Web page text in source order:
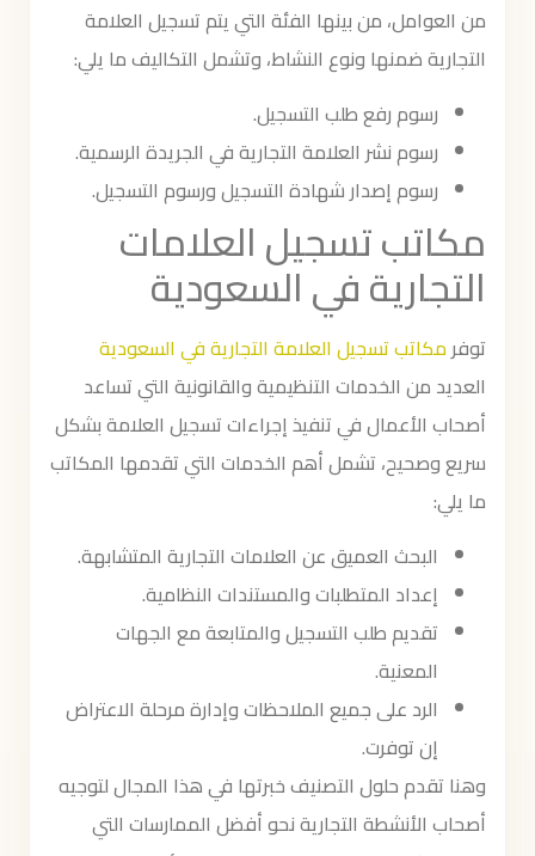
من العوامل، من بينها الفئة التي يتم تسجيل العلامة
التجارية ضمنها ونوع النشاط، وتشمل التكاليف ما يلي:
رسوم رفع طلب التسجيل.
رسوم نشر العلامة التجارية في الجريدة الرسمية.
رسوم إصدار شهادة التسجيل ورسوم التسجيل.
مكاتب تسجيل العلامات
التجارية في السعودية
توفر مكاتب تسجيل العلامة التجارية في السعودية
العديد من الخدمات التنظيمية والقانونية التي تساعد
أصحاب الأعمال في تنفيذ إجراءات تسجيل العلامة بشكل
سريع وصحيح، تشمل أهم الخدمات التي تقدمها المكاتب
ما يلي:
البحث العميق عن العلامات التجارية المتشابهة.
إعداد المتطلبات والمستندات النظامية.
تقديم طلب التسجيل والمتابعة مع الجهات
المعنية.
الرد على جميع الملاحظات وإدارة مرحلة الاعتراض
إن توفرت.
وهنا تقدم حلول التصنيف خبرتها في هذا المجال لتوجيه
أصحاب الأنشطة التجارية نحو أفضل الممارسات التي